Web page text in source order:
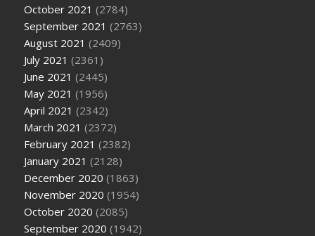
October 2021 (2784)
September 2021 (2763)
August 2021 (2409)
July 2021 (2361)
June 2021 (2445)
May 2021 (1956)
April 2021 (2342)
March 2021 (2372)
February 2021 (2382)
January 2021 (2128)
December 2020 (1863)
November 2020 (1954)
October 2020 (2085)
September 2020 (1942)